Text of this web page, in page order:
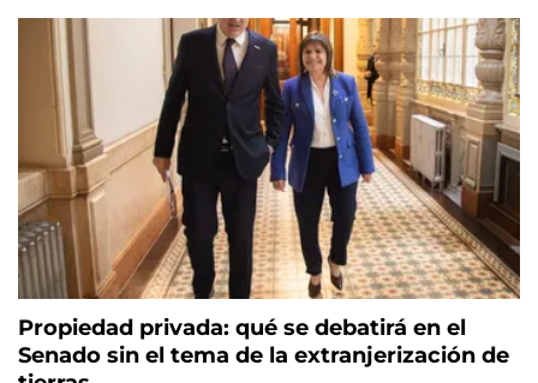
Propiedad privada: qué se debatirá en el
Senado sin el tema de la extranjerización de